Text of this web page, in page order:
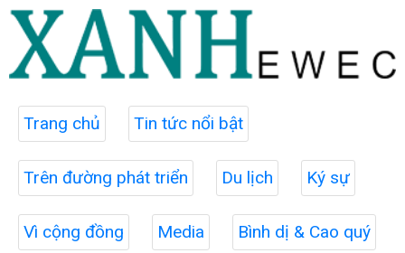
Trang chủ Tin tức nổi bật
Trên đường phát triển Du lịch Ký sự
Vì cộng đồng Media Bình dị & Cao quý